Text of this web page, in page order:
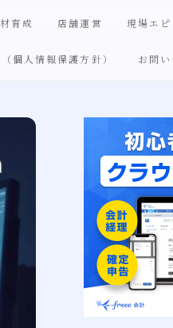
育成 店舗運営 現場エピ
個人情報保護方針） お問